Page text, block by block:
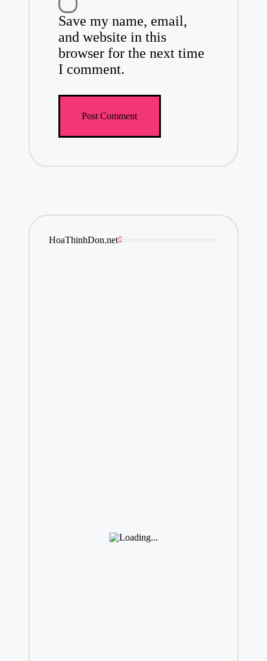
Save my name, email,
and website in this
browser for the next time
I comment.
HoaThinhDon.net